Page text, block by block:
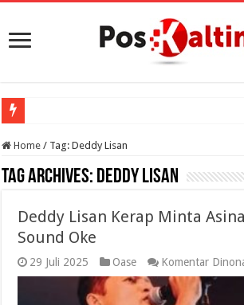
Home / Tag:Deddy Lisan
Tag Archives: Deddy Lisan
Deddy Lisan Kerap Minta
Sound Oke
29 Juli 2025 Oase Komentar